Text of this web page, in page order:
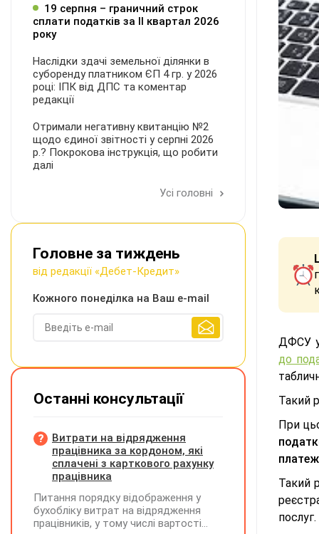
ДФСУ у
до
Такий
При
Такий
послуг.
19 серпня – граничний строк
сплати податків за ІI квартал 2026
року
Наслідки здачі земельної ділянки в
суборенду платником ЄП 4 гр. у 2026
році: ІПК від ДПС та коментар
редакції
Отримали негативну квитанцію №2
щодо єдиної звітності у серпні 2026
р.? Покрокова інструкція, що робити
далі
Усі головні
Головне за тиждень
від редакції «Дебет-Кредит»
Кожного понеділка на Ваш e-mail
Останні консультації
Витрати на відрядження
працівника за кордоном, які
сплачені з карткового рахунку
працівника
Питання порядку відображення у
бухобліку витрат на відрядження
працівників, у тому числі вартості